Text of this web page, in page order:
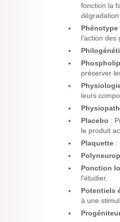
fonction la
Phénotype
l'action des
préserver
leurs
Placebo :
le produit
Plaquette :
Ponction
l'étudier.
Potentiels
à une